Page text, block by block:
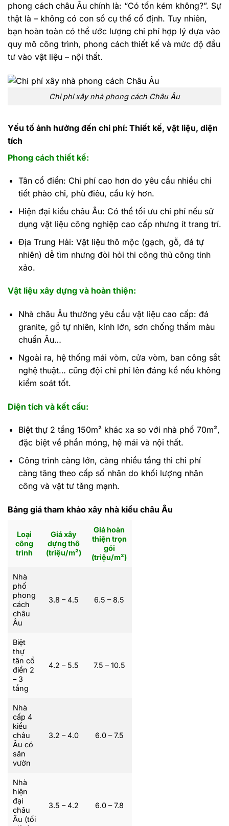
phong cách châu Âu chính là: “Có tốn kém không?”. Sự
thật là – không có con số cụ thể cố định. Tuy nhiên,
bạn hoàn toàn có thể ước lượng chi phí hợp lý dựa vào
quy mô công trình, phong cách thiết kế và mức độ đầu
tư vào vật liệu – nội thất.
Chi phí xây nhà phong cách Châu Âu
Yếu tố ảnh hưởng đến chi phí: Thiết kế, vật liệu, diện
tích
Phong cách thiết kế:
Tân cổ điển: Chi phí cao hơn do yêu cầu nhiều chi
tiết phào chỉ, phù điêu, cầu kỳ hơn.
Hiện đại kiểu châu Âu: Có thể tối ưu chi phí nếu sử
dụng vật liệu công nghiệp cao cấp nhưng ít trang trí.
Địa Trung Hải: Vật liệu thô mộc (gạch, gỗ, đá tự
nhiên) dễ tìm nhưng đòi hỏi thi công thủ công tinh
xảo.
Vật liệu xây dựng và hoàn thiện:
Nhà châu Âu thường yêu cầu vật liệu cao cấp: đá
granite, gỗ tự nhiên, kính lớn, sơn chống thấm màu
chuẩn Âu…
Ngoài ra, hệ thống mái vòm, cửa vòm, ban công sắt
nghệ thuật… cũng đội chi phí lên đáng kể nếu không
kiểm soát tốt.
Diện tích và kết cấu:
Biệt thự 2 tầng 150m² khác xa so với nhà phố 70m²,
đặc biệt về phần móng, hệ mái và nội thất.
Công trình càng lớn, càng nhiều tầng thì chi phí
càng tăng theo cấp số nhân do khối lượng nhân
công và vật tư tăng mạnh.
Bảng giá tham khảo xây nhà kiểu châu Âu
Loại
công
trình
Giá xây
dựng thô
(triệu/m²)
Giá hoàn
thiện trọn
gói
(triệu/m²)
Nhà
phố
phong
cách
châu
Âu
3.8 – 4.5 6.5 – 8.5
Biệt
thự
tân cổ
điển 2
– 3
tầng
4.2 – 5.5 7.5 – 10.5
Nhà
cấp 4
kiểu
châu
Âu có
sân
vườn
3.2 – 4.0 6.0 – 7.5
Nhà
hiện
đại
châu
Âu (tối
3.5 – 4.2 6.0 – 7.8